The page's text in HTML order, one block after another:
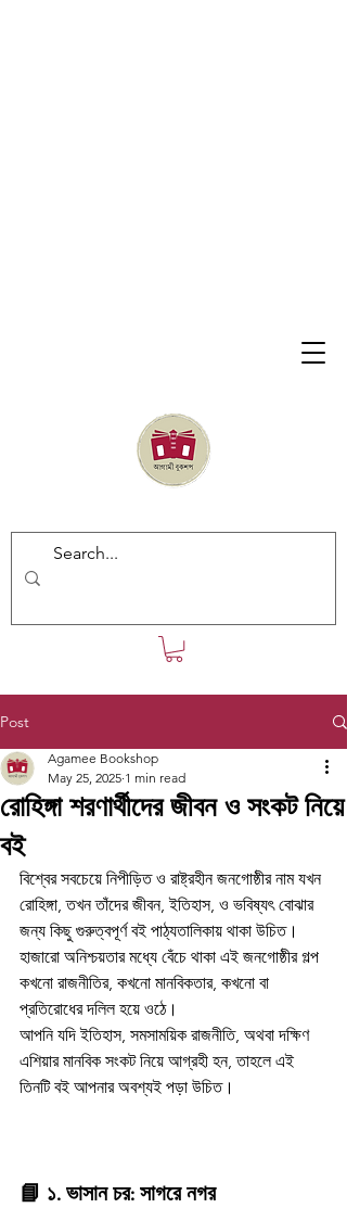
Post
রোহিঙ্গা শরণার্থীদের জীবন ও সংকট নিয়ে
বই
Agamee Bookshop
May 25, 2025 1 min read
বিশ্বের সবচেয়ে নিপীড়িত ও রাষ্ট্রহীন জনগোষ্ঠীর নাম যখন
রোহিঙ্গা, তখন তাঁদের জীবন, ইতিহাস, ও ভবিষ্যৎ বোঝার
জন্য কিছু গুরুত্বপূর্ণ বই পাঠ্যতালিকায় থাকা উচিত।
হাজারো অনিশ্চয়তার মধ্যে বেঁচে থাকা এই জনগোষ্ঠীর গল্প
কখনো রাজনীতির, কখনো মানবিকতার, কখনো বা
প্রতিরোধের দলিল হয়ে ওঠে।
আপনি যদি ইতিহাস, সমসাময়িক রাজনীতি, অথবা দক্ষিণ
এশিয়ার মানবিক সংকট নিয়ে আগ্রহী হন, তাহলে এই
তিনটি বই আপনার অবশ্যই পড়া উচিত।
📘 ১. ভাসান চর: সাগরে নগর